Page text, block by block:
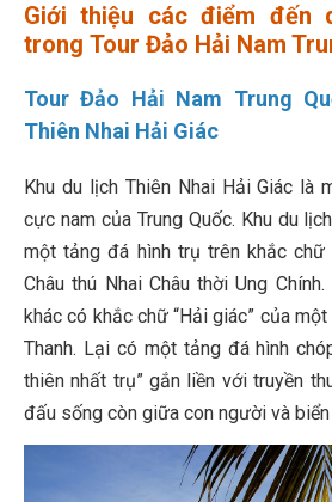
Giới thiệu các điểm đến
trong Tour Đảo Hải Nam
Tour Đảo Hải Nam Trung
Thiên Nhai Hải Giác
Khu du lịch Thiên Nhai Hải Giác là
cực nam của Trung Quốc. Khu du
một tảng đá hình trụ trên khắc chữ
Châu thú Nhai Châu thời Ung
khác có khắc chữ “Hải giác” của
Thanh. Lại có một tảng đá hình
thiên nhất trụ” gắn liền với truyền
đấu sống còn giữa con người và biển